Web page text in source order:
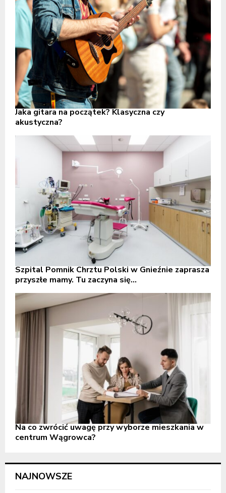
Jaka gitara na początek? Klasyczna czy
akustyczna?
Szpital Pomnik Chrztu Polski w Gnieźnie zaprasza
przyszłe mamy. Tu zaczyna się...
Na co zwrócić uwagę przy wyborze mieszkania w
centrum Wągrowca?
NAJNOWSZE